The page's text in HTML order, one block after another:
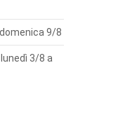
9/8
3/8 a